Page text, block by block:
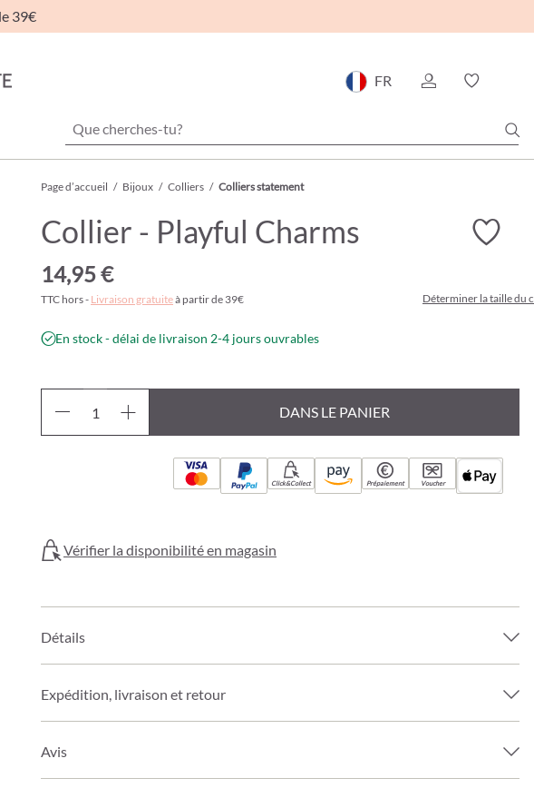
39€
FR
Page d’accueil / Bijoux / Colliers / Colliers statement
Collier - Playful Charms
14,95 €
TTC hors - Livraison gratuiteà partir de 39€ Déterminer la taille du
En stock - délai de livraison 2-4 jours ouvrables
DANS LE PANIER
Click&Collect Prépaiement Voucher
Vérifier la disponibilité en magasin
Détails
Expédition, livraison et retour
Avis